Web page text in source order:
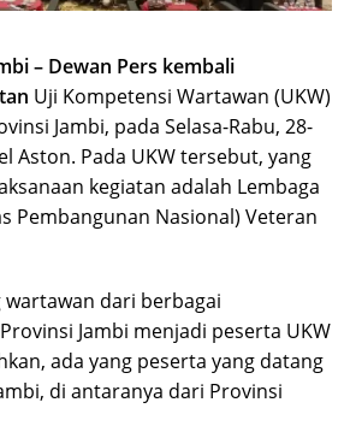
– Dewan Pers kembali
Uji Kompetensi Wartawan (UKW)
Jambi, pada Selasa-Rabu, 28-
Aston. Pada UKW tersebut, yang
kegiatan adalah Lembaga
Pembangunan Nasional) Veteran
wartawan dari berbagai
Jambi menjadi peserta UKW
ada yang peserta yang datang
di antaranya dari Provinsi